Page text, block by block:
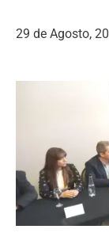
29 de Agosto,